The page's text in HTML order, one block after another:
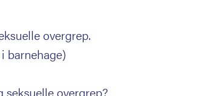
overgrep.
barnehage)
seksuelle overgrep?